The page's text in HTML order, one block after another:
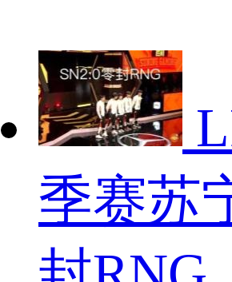
季赛苏